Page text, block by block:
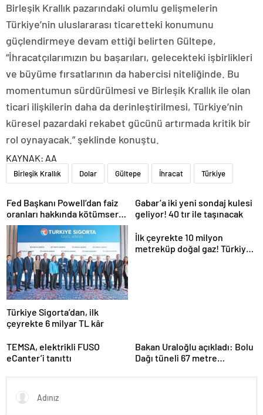
Birleşik Krallık pazarındaki olumlu gelişmelerin
Türkiye’nin uluslararası ticaretteki konumunu
güçlendirmeye devam ettiği belirten Gültepe,
“İhracatçılarımızın bu başarıları, gelecekteki işbirlikleri
ve büyüme fırsatlarının da habercisi niteliğinde. Bu
momentumun sürdürülmesi ve Birleşik Krallık ile olan
ticari ilişkilerin daha da derinleştirilmesi, Türkiye’nin
küresel pazardaki rekabet gücünü artırmada kritik bir
rol oynayacak.” şeklinde konuştu.
KAYNAK: AA
Birleşik Krallık Dolar Gültepe İhracat Türkiye
Fed Başkanı Powell’dan faiz
oranları hakkında kötümser
açıklama
Gabar’a iki yeni sondaj kulesi
geliyor! 40 tır ile taşınacak
Türkiye Sigorta’dan, ilk
çeyrekte 6 milyar TL kâr
İlk çeyrekte 10 milyon
metreküp doğal gaz! Türkiye
TEMSA, elektrikli FUSO
eCanter’i tanıttı
Bakan Uraloğlu açıkladı: Bolu
Dağı tüneli 67 metre